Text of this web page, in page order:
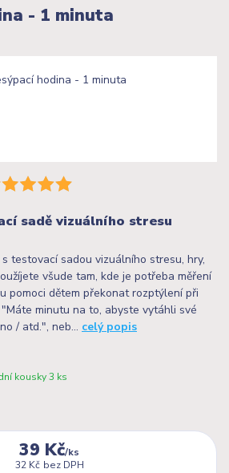
- 1 minuta
sadě vizuálního stresu
testovací sadou vizuálního stresu, hry,
všude tam, kde je potřeba měření
pomoci dětem překonat rozptýlení při
minutu na to, abyste vytáhli své
/ atd.", neb... celý popis
kousky 3 ks
39 Kč/ks
32 Kč bez DPH